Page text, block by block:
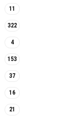
11
322
4
153
37
16
21